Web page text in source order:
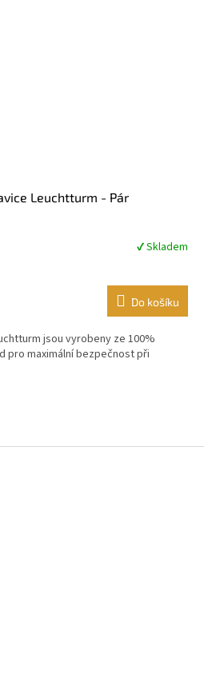
Leuchtturm - Pár
✔ Skladem
Do košíku
jsou vyrobeny ze 100%
pro maximální bezpečnost při